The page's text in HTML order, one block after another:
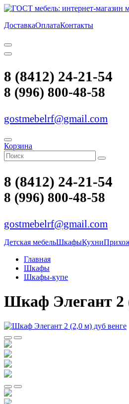
ДоставкаОплатаКонтакты
8 (8412) 24-21-54
8 (996) 800-48-58
gostmebelrf@gmail.com
Корзина
8 (8412) 24-21-54
8 (996) 800-48-58
gostmebelrf@gmail.com
Детская мебельШкафыКухни
Главная
Шкафы
Шкафы-купе
Шкаф Элегант 2